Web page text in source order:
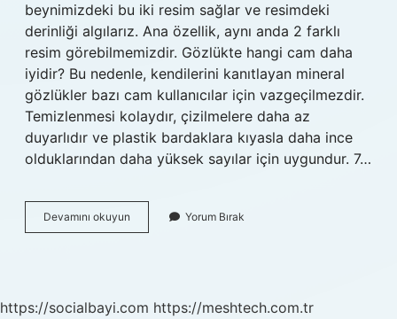
beynimizdeki bu iki resim sağlar ve resimdeki
derinliği algılarız. Ana özellik, aynı anda 2 farklı
resim görebilmemizdir. Gözlükte hangi cam daha
iyidir? Bu nedenle, kendilerini kanıtlayan mineral
gözlükler bazı cam kullanıcılar için vazgeçilmezdir.
Temizlenmesi kolaydır, çizilmelere daha az
duyarlıdır ve plastik bardaklara kıyasla daha ince
olduklarından daha yüksek sayılar için uygundur. 7…
Devamını okuyun
Kategori
Yorum Bırak
https://socialbayi.com https://meshtech.com.tr